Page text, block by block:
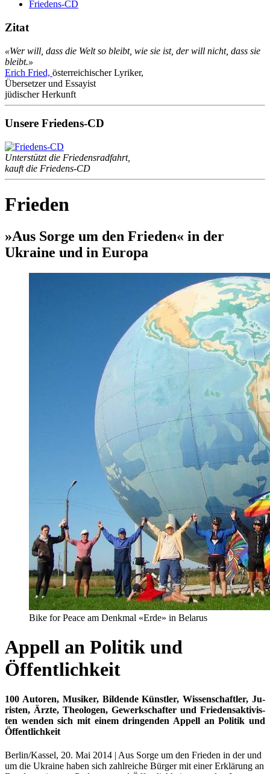
Friedens-CD
Zitat
«Wer will, dass die Welt so bleibt, wie sie ist, der will nicht, dass sie
bleibt.»
Erich Fried, österreichischer Lyriker,
Übersetzer und Essayist
jüdischer Herkunft
Unsere Friedens-CD
Unterstützt die Friedensradfahrt,
kauft die Friedens-CD
Frieden
»Aus Sorge um den Frieden« in der
Ukraine und in Europa
Bike for Peace am Denkmal «Erde» in Belarus
Appell an Politik und
Öffentlichkeit
100 Au­to­ren, Mu­si­ker, Bil­den­de Künst­ler, Wis­sen­­schaft­ler, Ju­
ris­ten, Ärz­te, Theo­lo­gen, Ge­werk­schaf­ter und Frie­dens­ak­ti­vis­
ten wen­den sich mit ei­nem drin­gen­den Ap­pell an Po­li­tik und
Öf­fent­lich­keit
Berlin/Kassel, 20. Mai 2014 | Aus Sor­ge um den Frie­den in der und
um die Ukrai­ne ha­ben sich zahl­rei­che Bür­ger mit ei­ner Er­klä­rung an